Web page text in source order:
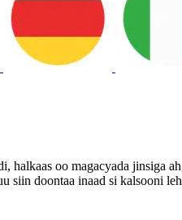
halkaas oo magacyada jinsiga
siin doontaa inaad si